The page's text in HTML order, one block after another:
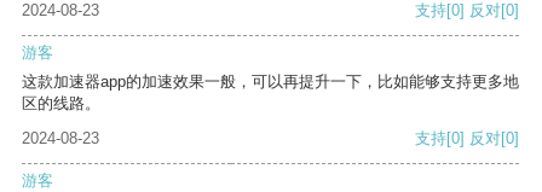
2024-08-23
支持[0] 反对[0]
游客
这款加速器app的加速效果一般，可以再提升一下，比如能够支持更多地
区的线路。
2024-08-23
支持[0] 反对[0]
游客